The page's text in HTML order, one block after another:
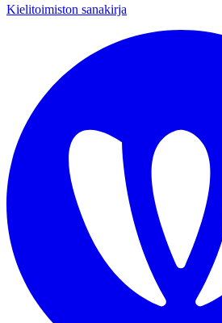
Kielitoimiston sanakirja